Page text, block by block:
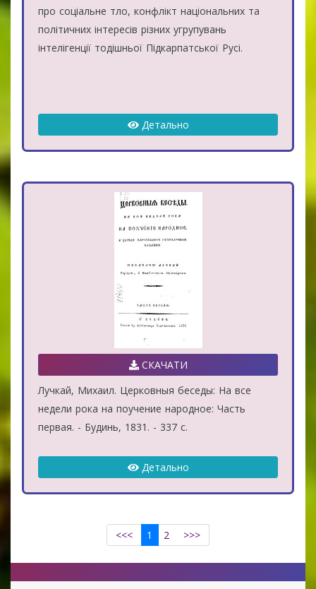
про соціальне тло, конфлікт національних та
політичних інтересів різних угрупувань
інтелігенції тодішньої Підкарпатської Русі.
Детально
СКАЧАТИ
Лучкай, Михаил. Церковныя беседы: На все
недели рока на поучение народное: Часть
первая. - Будинь, 1831. - 337 с.
Детально
<<< 1 2 >>>